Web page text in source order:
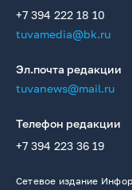
+7 394 222 18 10
tuvamedia@bk.ru
Эл.почта редакции
tuvanews@mail.ru
Телефон редакции
+7 394 223 36 19
Сетевое издание